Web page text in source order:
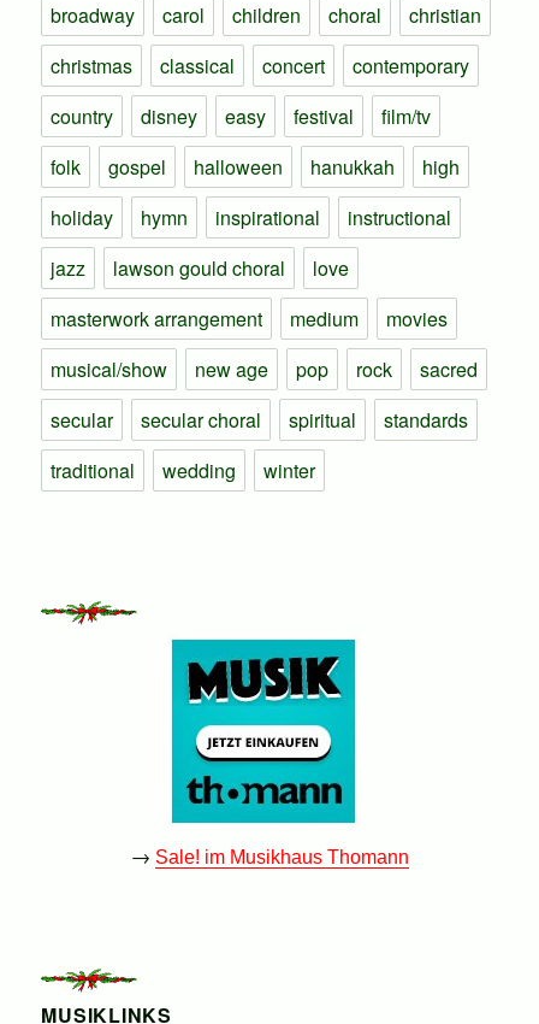
broadway
carol children choral
christian
christmas
classical concert
contemporary
country
disney easy festival
film/tv
folk
gospel halloween hanukkah
high
holiday
hymn inspirational
instructional
jazz
lawson gould choral
love
masterwork arrangement
medium
movies
musical/show
new age pop rock
sacred
secular
secular choral spiritual
standards
traditional
wedding winter
→ Sale! im Musikhaus Thomann
MUSIKLINKS